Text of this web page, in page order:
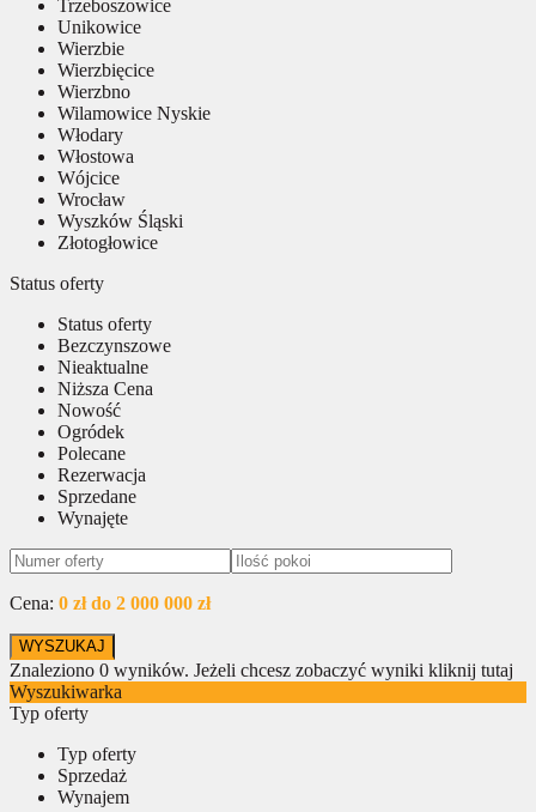
Trzeboszowice
Unikowice
Wierzbie
Wierzbięcice
Wierzbno
Wilamowice Nyskie
Włodary
Włostowa
Wójcice
Wrocław
Wyszków Śląski
Złotogłowice
Status oferty
Status oferty
Bezczynszowe
Nieaktualne
Niższa Cena
Nowość
Ogródek
Polecane
Rezerwacja
Sprzedane
Wynajęte
Cena: 0 zł do 2 000 000 zł
Znaleziono 0 wyników. Jeżeli chcesz zobaczyć wyniki kliknij tutaj
Wyszukiwarka
Typ oferty
Typ oferty
Sprzedaż
Wynajem